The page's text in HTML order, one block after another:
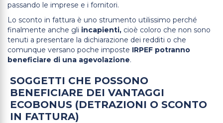
passando le imprese e i fornitori.
Lo sconto in fattura è uno strumento utilissimo perché
finalmente anche gli incapienti, cioè coloro che non sono
tenuti a presentare la dichiarazione dei redditi o che
comunque versano poche imposte IRPEF potranno
beneficiare di una agevolazione.
SOGGETTI CHE POSSONO
BENEFICIARE DEI VANTAGGI
ECOBONUS (DETRAZIONI O SCONTO
IN FATTURA)